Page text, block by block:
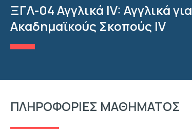
ΞΓΛ-04 Αγγλικά ΙV: Αγγλικά για
Ακαδημαϊκούς Σκοπούς ΙV
ΠΛΗΡΟΦΟΡΙΕΣ ΜΑΘΗΜΑΤΟΣ